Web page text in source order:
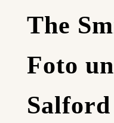
The
Foto